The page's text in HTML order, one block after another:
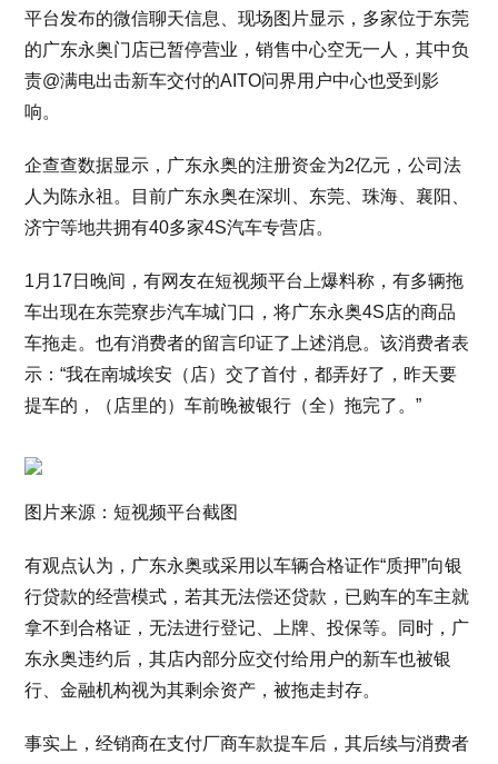
平台发布的微信聊天信息、现场图片显示，多家位于东莞
的广东永奥门店已暂停营业，销售中心空无一人，其中负
责@满电出击新车交付的AITO问界用户中心也受到影
响。
企查查数据显示，广东永奥的注册资金为2亿元，公司法
人为陈永祖。目前广东永奥在深圳、东莞、珠海、襄阳、
济宁等地共拥有40多家4S汽车专营店。
1月17日晚间，有网友在短视频平台上爆料称，有多辆拖
车出现在东莞寮步汽车城门口，将广东永奥4S店的商品
车拖走。也有消费者的留言印证了上述消息。该消费者表
示：“我在南城埃安（店）交了首付，都弄好了，昨天要
提车的，（店里的）车前晚被银行（全）拖完了。”
图片来源：短视频平台截图
有观点认为，广东永奥或采用以车辆合格证作“质押”向银
行贷款的经营模式，若其无法偿还贷款，已购车的车主就
拿不到合格证，无法进行登记、上牌、投保等。同时，广
东永奥违约后，其店内部分应交付给用户的新车也被银
行、金融机构视为其剩余资产，被拖走封存。
事实上，经销商在支付厂商车款提车后，其后续与消费者